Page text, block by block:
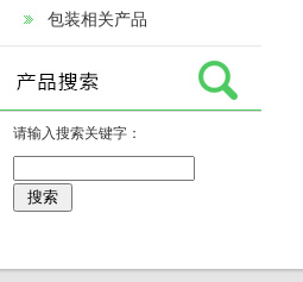
包装相关产品
请输入搜索关键字：